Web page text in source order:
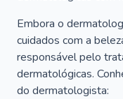
Embora o
cuidados com a
responsável pelo
dermatológicas.
do dermatologista: